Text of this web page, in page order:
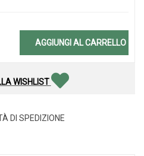
AGGIUNGI AL CARRELLO
WISHLIST
DI SPEDIZIONE